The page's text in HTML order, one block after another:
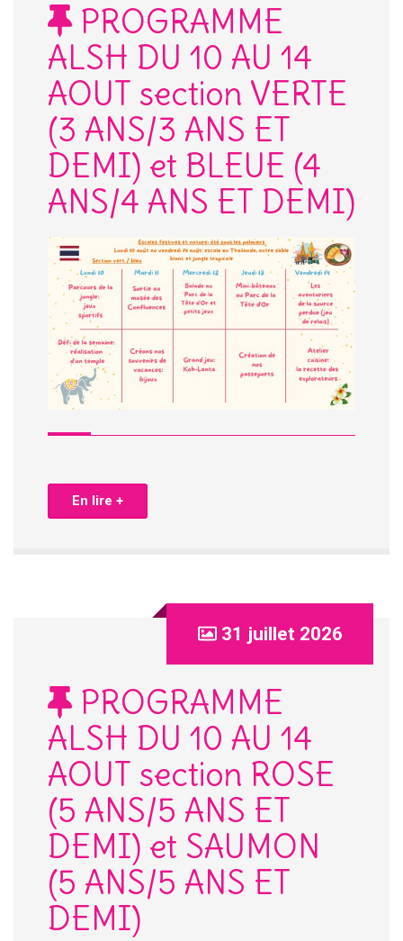
PROGRAMME
ALSH DU 10 AU 14
AOUT section VERTE
(3 ANS/3 ANS ET
DEMI) et BLEUE (4
ANS/4 ANS ET DEMI)
En lire +
31 juillet 2026
PROGRAMME
ALSH DU 10 AU 14
AOUT section ROSE
(5 ANS/5 ANS ET
DEMI) et SAUMON
(5 ANS/5 ANS ET
DEMI)